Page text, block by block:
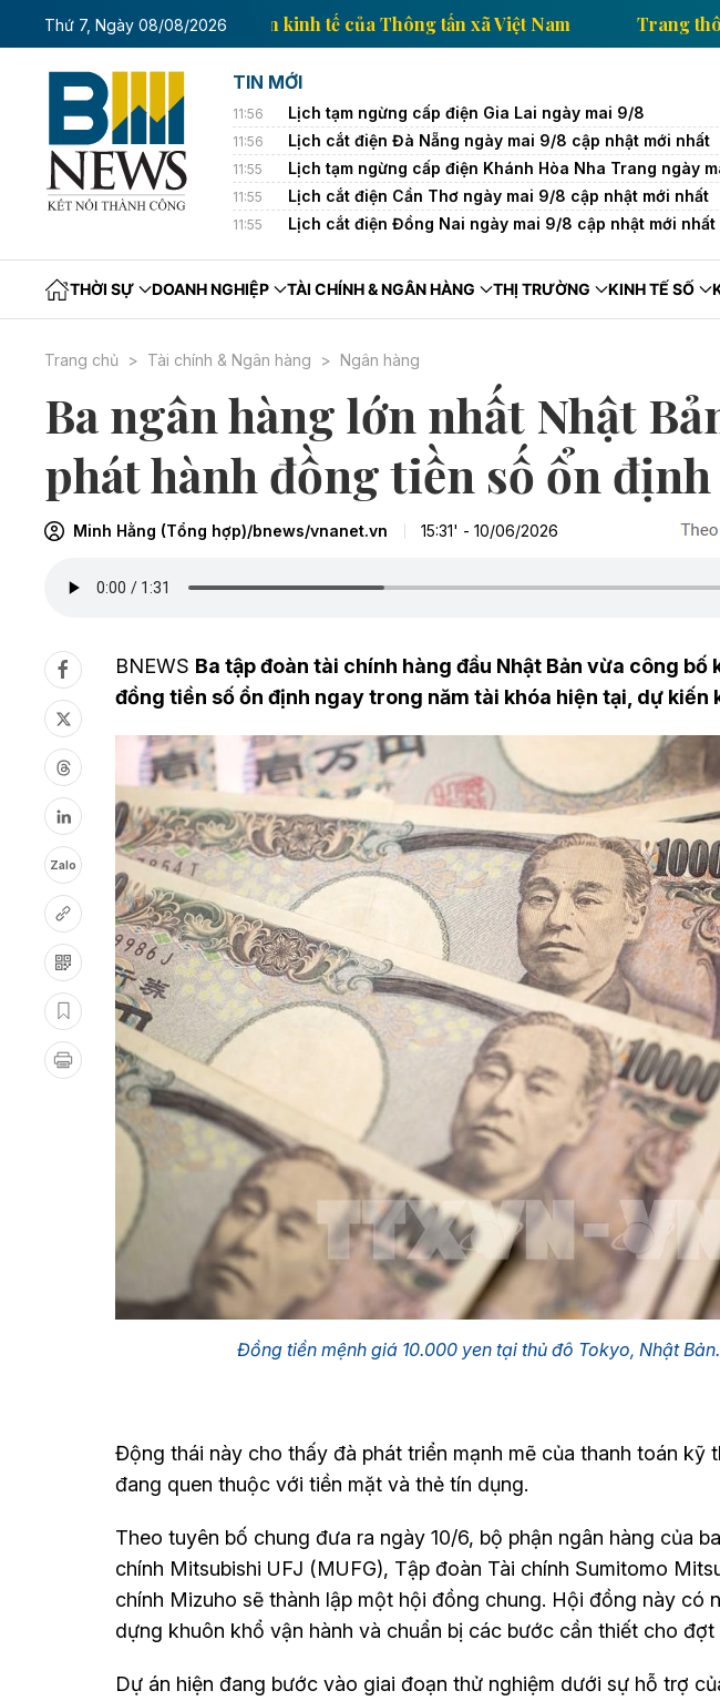
Thứ 7, Ngày 08/08/2026 Trang thông tin kinh tế của Thông tấn xã Việt Nam
TIN MỚI
11:56 Lịch tạm ngừng cấp điện Gia Lai ngày mai 9/8
11:56 Lịch cắt điện Đà Nẵng ngày mai 9/8 cập nhật mới nhất
11:55 Lịch tạm ngừng cấp điện Khánh Hòa Nha Trang ngày
11:55 Lịch cắt điện Cần Thơ ngày mai 9/8 cập nhật mới nhất
11:55 Lịch cắt điện Đồng Nai ngày mai 9/8 cập nhật mới nhất
THỜI SỰ DOANH NGHIỆP TÀI CHÍNH & NGÂN HÀNG THỊ TRƯỜNG KINH TẾ SỐ
Trang chủ Tài chính & Ngân hàng Ngân hàng
Ba ngân hàng lớn nhất Nhật
phát hành đồng tiền số ổn định
Minh Hằng (Tổng hợp)/bnews/vnanet.vn 15:31' - 10/06/2026
Zalo
BNEWS Ba tập đoàn tài chính hàng đầu Nhật Bản vừa công bố
đồng tiền số ổn định ngay trong năm tài khóa hiện tại, dự
Đồng tiền mệnh giá 10.000 yen tại thủ đô Tokyo, Nhật
Động thái này cho thấy đà phát triển mạnh mẽ của thanh toán kỹ
đang quen thuộc với tiền mặt và thẻ tín dụng.
Theo tuyên bố chung đưa ra ngày 10/6, bộ phận ngân hàng của
chính Mitsubishi UFJ (MUFG), Tập đoàn Tài chính Sumitomo
chính Mizuho sẽ thành lập một hội đồng chung. Hội đồng này có
dựng khuôn khổ vận hành và chuẩn bị các bước cần thiết cho đợt
Dự án hiện đang bước vào giai đoạn thử nghiệm dưới sự hỗ trợ